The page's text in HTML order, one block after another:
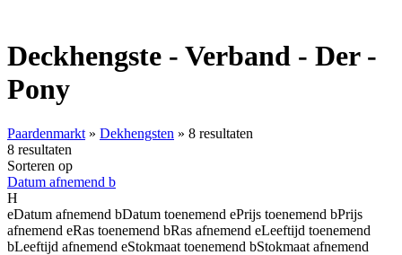
Deckhengste - Verband - Der -
Pony
Paardenmarkt » Dekhengsten » 8 resultaten
8 resultaten
Sorteren op
Datum afnemend b
H
eDatum afnemend bDatum toenemend ePrijs toenemend bPrijs
afnemend eRas toenemend bRas afnemend eLeeftijd toenemend
bLeeftijd afnemend eStokmaat toenemend bStokmaat afnemend